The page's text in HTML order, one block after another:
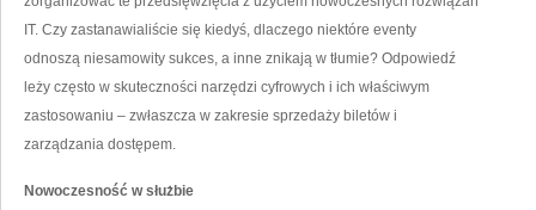
IT. Czy zastanawialiście się kiedyś, dlaczego niektóre eventy
odnoszą niesamowity sukces, a inne znikają w tłumie? Odpowiedź
leży często w skuteczności narzędzi cyfrowych i ich właściwym
zastosowaniu – zwłaszcza w zakresie sprzedaży biletów i
zarządzania dostępem.
Nowoczesność w służbie